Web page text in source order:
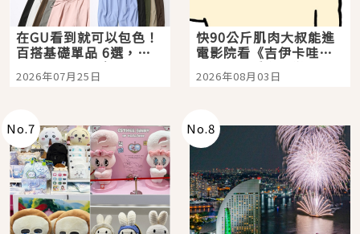
在GU看到就可以包色！
百搭基礎單品 6選，閉
眼全收也不心疼
2026年07月25日
快90公斤肌肉大叔能進
電影院看《吉伊卡哇》
嗎？日本重金屬樂團
「打首」會長與nagano
2026年08月03日
No.7 No.8